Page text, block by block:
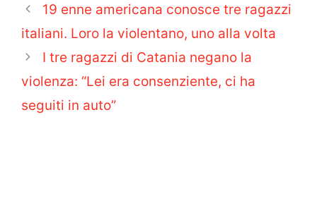
19 enne americana conosce tre ragazzi
italiani. Loro la violentano, uno alla volta
I tre ragazzi di Catania negano la
violenza: “Lei era consenziente, ci ha
seguiti in auto”